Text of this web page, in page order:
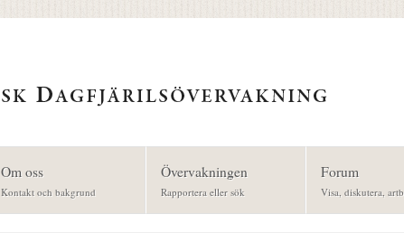
Om oss
Kontakt och bakgrund
Övervakningen
Rapportera eller sök
Forum
Visa, diskutera,